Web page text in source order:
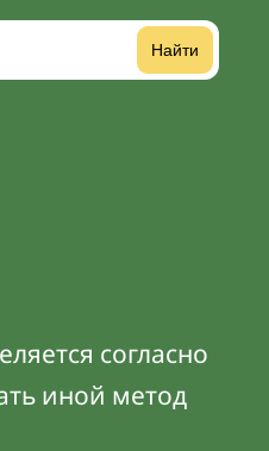
Найти
согласно
иной метод